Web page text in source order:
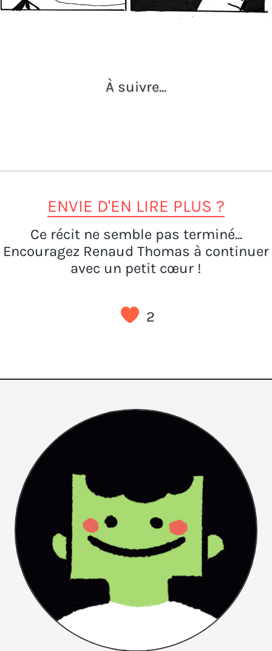
À suivre...
ENVIE D'EN LIRE PLUS ?
Ce récit ne semble pas terminé...
Encouragez Renaud Thomas à continuer
avec un petit cœur !
2